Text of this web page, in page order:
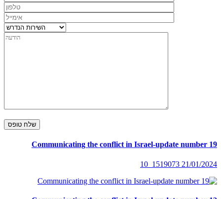
Communicating the conflict in Israel-update number 19
21/01/2024 1519073_10